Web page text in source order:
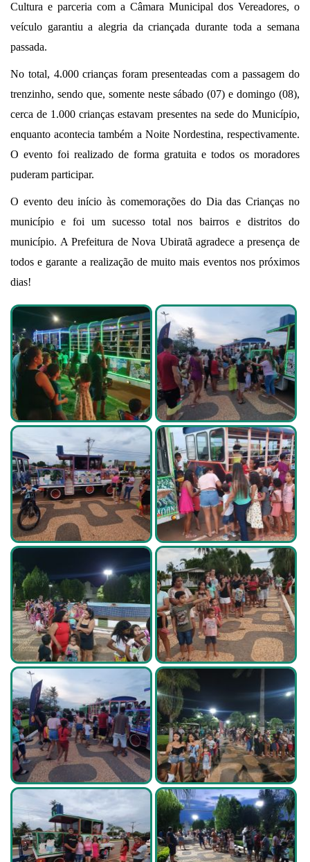
Cultura e parceria com a Câmara Municipal dos Vereadores, o
veículo garantiu a alegria da criançada durante toda a semana
passada.
No total, 4.000 crianças foram presenteadas com a passagem do
trenzinho, sendo que, somente neste sábado (07) e domingo (08),
cerca de 1.000 crianças estavam presentes na sede do Município,
enquanto acontecia também a Noite Nordestina, respectivamente.
O evento foi realizado de forma gratuita e todos os moradores
puderam participar.
O evento deu início às comemorações do Dia das Crianças no
município e foi um sucesso total nos bairros e distritos do
município. A Prefeitura de Nova Ubiratã agradece a presença de
todos e garante a realização de muito mais eventos nos próximos
dias!